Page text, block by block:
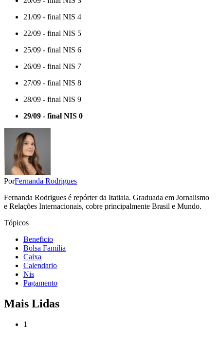
21/09 - final NIS 4
22/09 - final NIS 5
25/09 - final NIS 6
26/09 - final NIS 7
27/09 - final NIS 8
28/09 - final NIS 9
29/09 - final NIS 0
PorFernanda Rodrigues
Fernanda Rodrigues é repórter da Itatiaia. Graduada em Jornalismo
e Relações Internacionais, cobre principalmente Brasil e Mundo.
Tópicos
Beneficio
Bolsa Familia
Caixa
Calendario
Nis
Pagamento
Mais Lidas
1